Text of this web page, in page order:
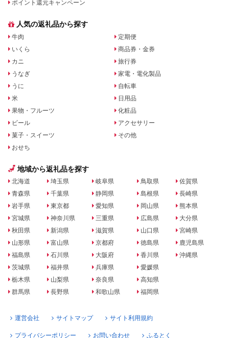
ポイント還元キャンペーン
人気の返礼品から探す
牛肉
いくら
カニ
うなぎ
うに
米
果物・フルーツ
ビール
菓子・スイーツ
おせち
定期便
商品券・金券
旅行券
家電・電化製品
自転車
日用品
化粧品
アクセサリー
その他
地域から返礼品を探す
北海道
青森県
岩手県
宮城県
秋田県
山形県
福島県
茨城県
栃木県
群馬県
埼玉県
千葉県
東京都
神奈川県
新潟県
富山県
石川県
福井県
山梨県
長野県
岐阜県
静岡県
愛知県
三重県
滋賀県
京都府
大阪府
兵庫県
奈良県
和歌山県
鳥取県
島根県
岡山県
広島県
山口県
徳島県
香川県
愛媛県
高知県
福岡県
佐賀県
長崎県
熊本県
大分県
宮崎県
鹿児島県
沖縄県
運営会社 サイトマップ サイト利用規約
プライバシーポリシー お問い合わせ ふるとく